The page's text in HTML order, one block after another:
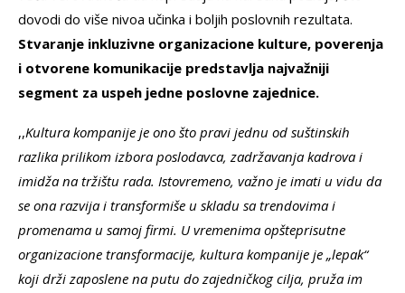
dovodi do više nivoa učinka i boljih poslovnih rezultata.
Stvaranje inkluzivne organizacione kulture, poverenja
i otvorene komunikacije predstavlja najvažniji
segment za uspeh jedne poslovne zajednice.
,,Kultura kompanije je ono što pravi jednu od suštinskih
razlika prilikom izbora poslodavca, zadržavanja kadrova i
imidža na tržištu rada. Istovremeno, važno je imati u vidu da
se ona razvija i transformiše u skladu sa trendovima i
promenama u samoj firmi. U vremenima opšteprisutne
organizacione transformacije, kultura kompanije je „lepak“
koji drži zaposlene na putu do zajedničkog cilja, pruža im